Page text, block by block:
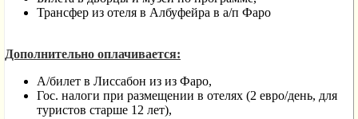
Трансфер из отеля в Албуфейра в а/п Фаро
Дополнительно оплачивается:
А/билет в Лиссабон из из Фаро,
Гос. налоги при размещении в отелях (2 евро/день, для
туристов старше 12 лет),